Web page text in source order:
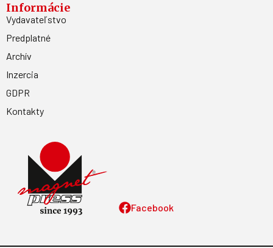
Facebook
Informácie
Vydavateľstvo
Predplatné
Archív
Inzercia
GDPR
Kontakty